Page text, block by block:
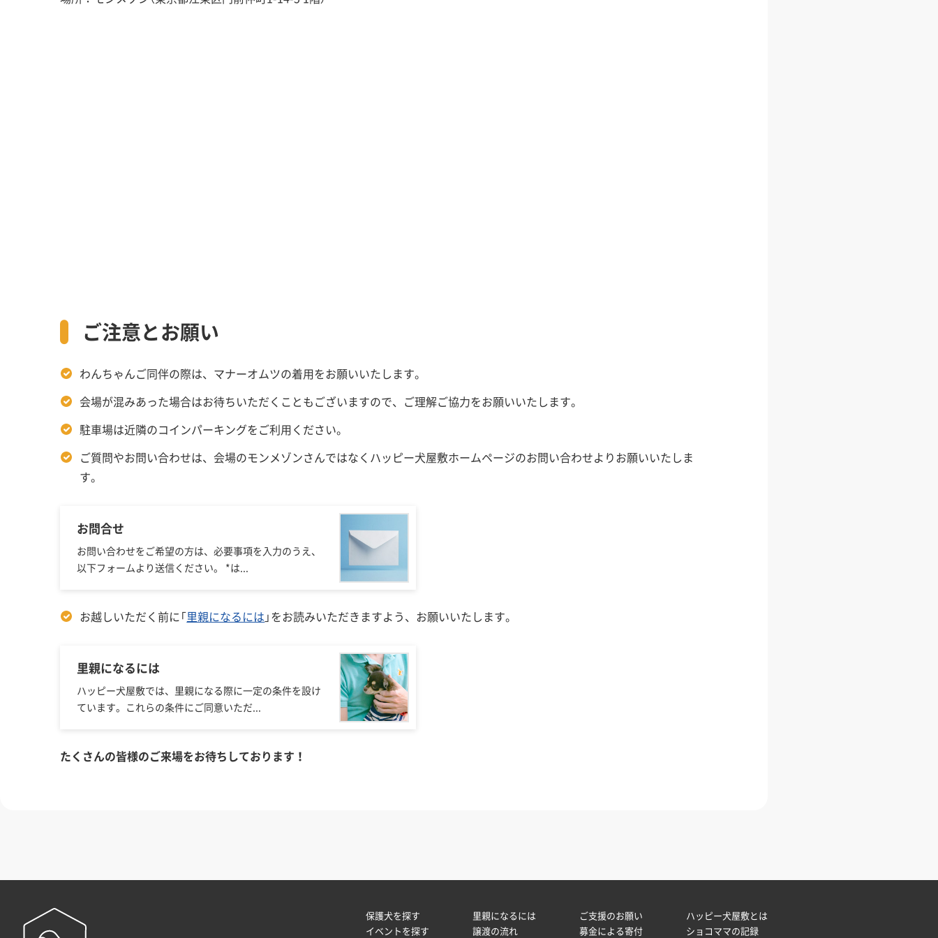
ご注意とお願い
わんちゃんご同伴の際は、マナーオムツの着用をお願いいたします。
会場が混みあった場合はお待ちいただくこともございますので、ご理解ご協力をお願いいたします。
駐車場は近隣のコインパーキングをご利用ください。
ご質問やお問い合わせは、会場のモンメゾンさんではなくハッピー犬屋敷ホームページのお問い合わせよりお願いいたしま
す。
お問合せ
お問い合わせをご希望の方は、必要事項を入力のうえ、
以下フォームより送信ください。 *は...
お越しいただく前に「里親になるには 」をお読みいただきますよう、お願いいたします。
里親になるには
ハッピー犬屋敷では、里親になる際に一定の条件を設け
ています。これらの条件にご同意いただ...
たくさんの皆様のご来場をお待ちしております！
保護犬を探す
イベントを探す
里親になるには
譲渡の流れ
ご支援のお願い
募金による寄付
ハッピー犬屋敷とは
ショコママの記録